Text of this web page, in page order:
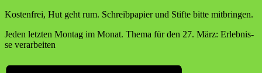
Kos­ten­frei, Hut geht rum. Schreib­pa­pier und Stif­te bit­te mitbringen.
Jeden letz­ten Mon­tag im Monat. The­ma für den 27. März: Erleb­nis­
se verarbeiten